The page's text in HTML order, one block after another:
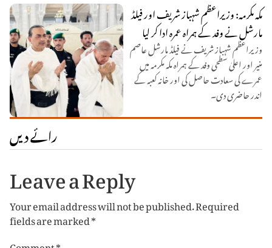
مکہ مکرمہ: وزیراعظم شہباز شریف اور فیلڈ
مارشل نے وفد کے ہمراہ عمرہ ادا کر لیا
وزیراعظم شہباز شریف نے فیلڈ مارشل عاصم
منیر اور اعلیٰ سطحی وفد کے ہمراہ مکہ مکرمہ میں
عمرے کی سعادت حاصل کی اور خانہ کعبہ کے
اندر حاضری دی۔
رائے دیں
Leave a Reply
Your email address will not be published.Required
fields are marked*